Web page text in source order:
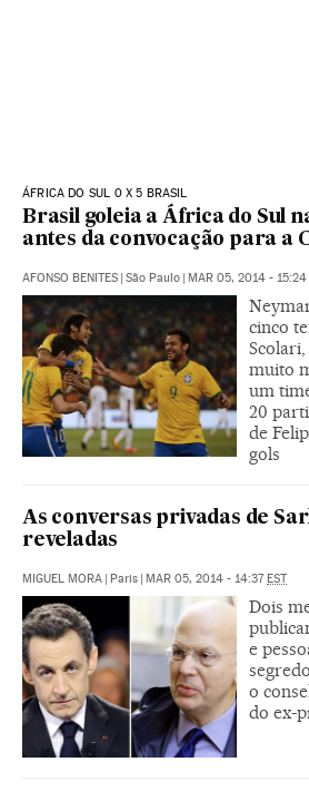
ÁFRICA DO SUL 0 X 5 BRASIL
Brasil goleia a África do Sul
antes da convocação para a
AFONSO BENITES São Paulo MAR 05, 2014 - 15:24
cinco
muito
um
20
de
gols
As conversas privadas de
reveladas
MIGUEL MORA Paris MAR 05, 2014 - 14:37 EST
Dois
e
o
do ex-